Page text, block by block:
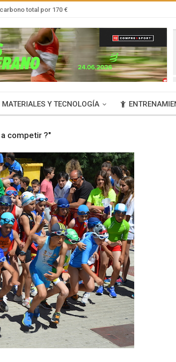
total por 170 €
MATERIALES Y TECNOLOGÍA
competir ?"